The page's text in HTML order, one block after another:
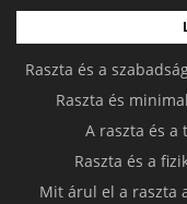
Raszta és a
Raszta és
A raszta és a
Raszta és a
Mit árul el a raszta